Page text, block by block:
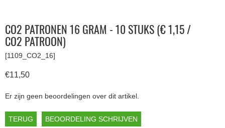
CO2 PATRONEN 16 GRAM - 10 STUKS (€ 1,15 /
CO2 PATROON)
[1109_CO2_16]
€11,50
Er zijn geen beoordelingen over dit artikel.
TERUG BEOORDELING SCHRIJVEN